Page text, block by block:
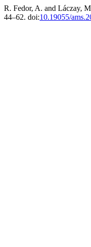
R. Fedor, A. and Láczay,
44–62. doi:10.19055/